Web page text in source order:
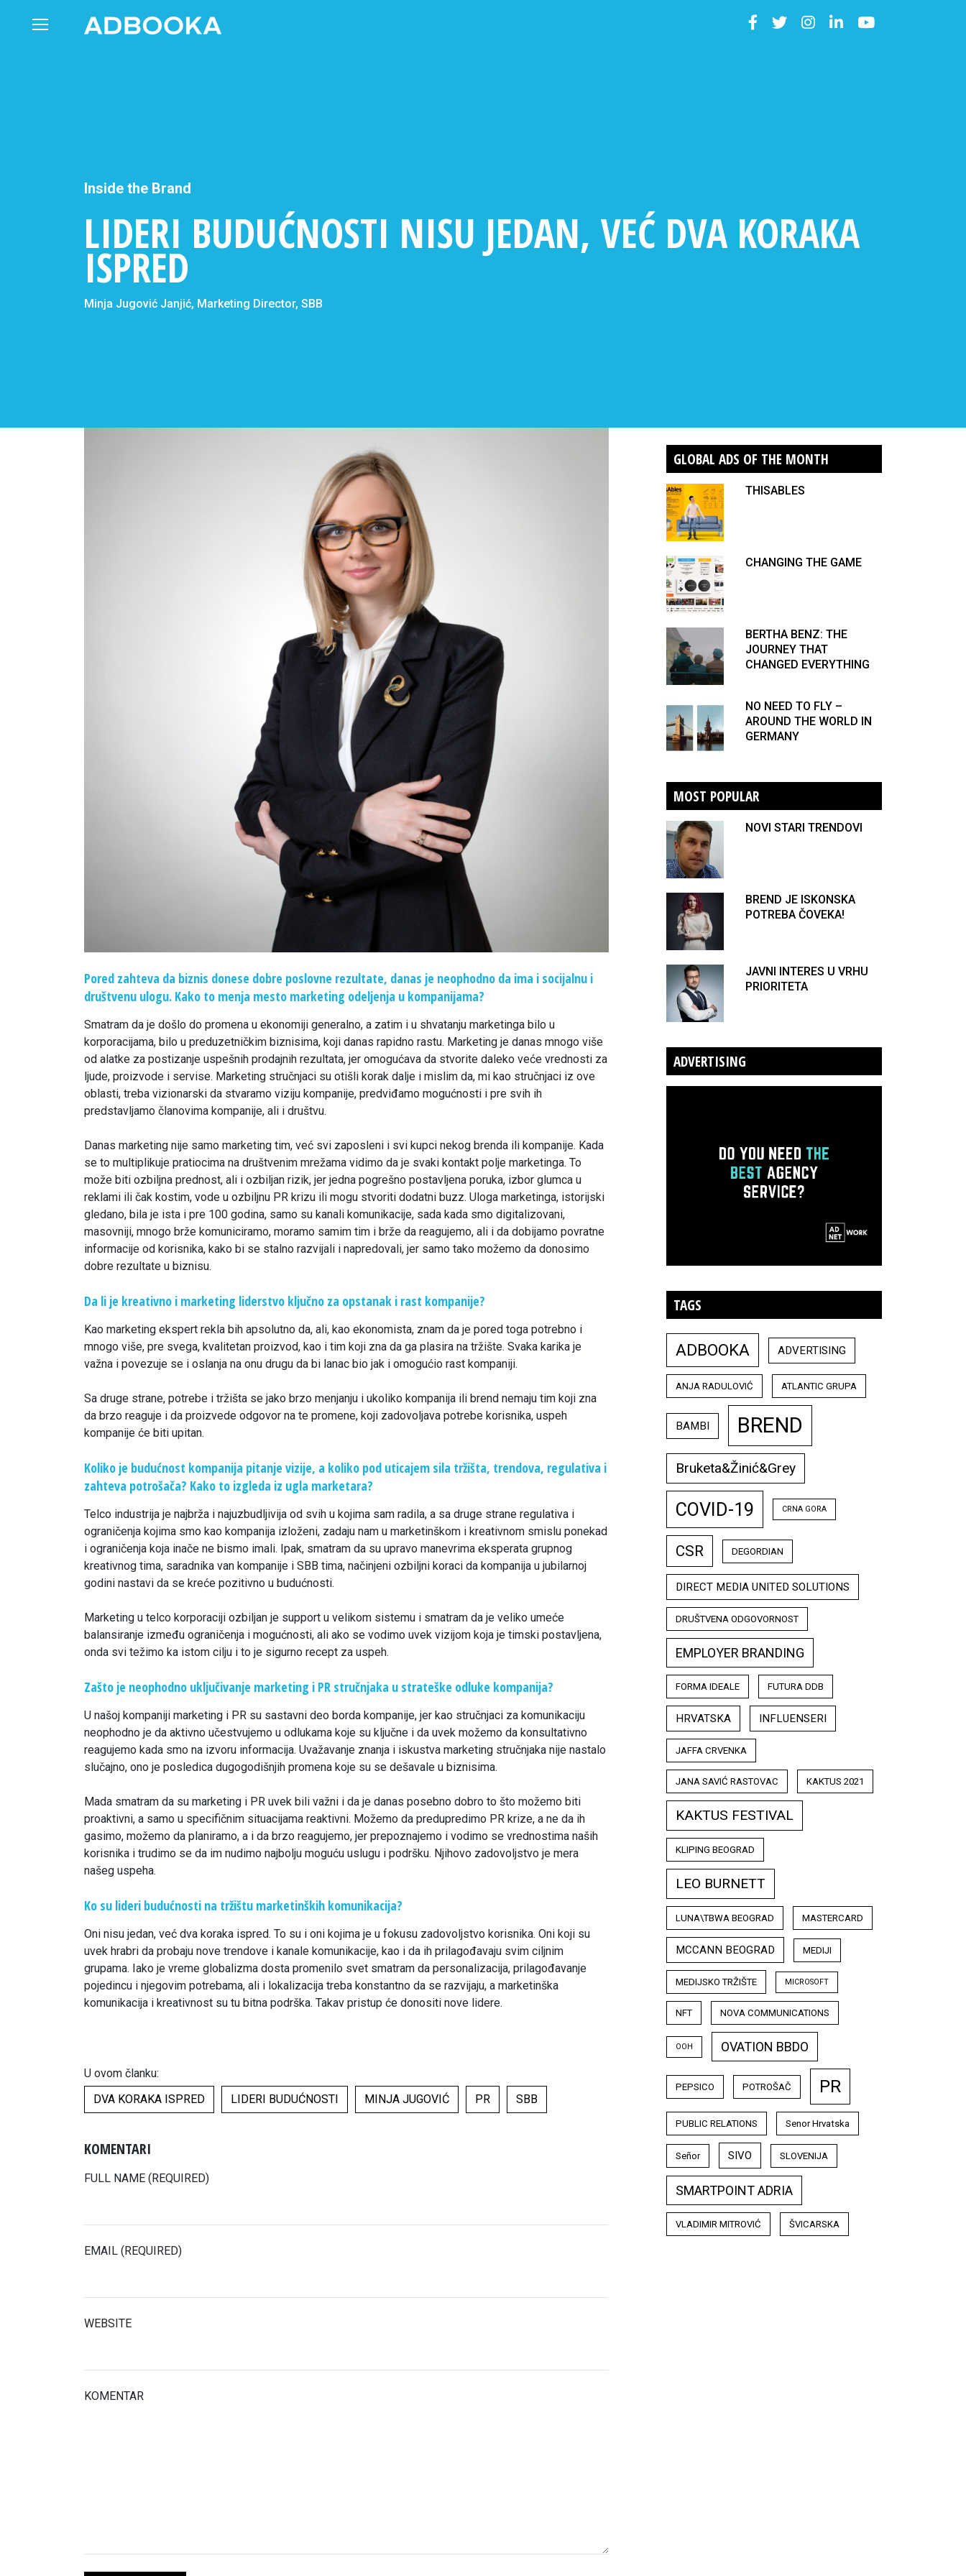
Inside the Brand
LIDERI BUDUĆNOSTI NISU JEDAN, VEĆ DVA KORAKA
ISPRED
Minja Jugović Janjić, Marketing Director, SBB
Pored zahteva da biznis donese dobre poslovne rezultate, danas je neophodno da ima i socijalnu i
društvenu ulogu. Kako to menja mesto marketing odeljenja u kompanijama?
Smatram da je došlo do promena u ekonomiji generalno, a zatim i u shvatanju marketinga bilo u
korporacijama, bilo u preduzetničkim biznisima, koji danas rapidno rastu. Marketing je danas mnogo više
od alatke za postizanje uspešnih prodajnih rezultata, jer omogućava da stvorite daleko veće vrednosti za
ljude, proizvode i servise. Marketing stručnjaci su otišli korak dalje i mislim da, mi kao stručnjaci iz ove
oblasti, treba vizionarski da stvaramo viziju kompanije, predviđamo mogućnosti i pre svih ih
predstavljamo članovima kompanije, ali i društvu.
Danas marketing nije samo marketing tim, već svi zaposleni i svi kupci nekog brenda ili kompanije. Kada
se to multiplikuje pratiocima na društvenim mrežama vidimo da je svaki kontakt polje marketinga. To
može biti ozbiljna prednost, ali i ozbiljan rizik, jer jedna pogrešno postavljena poruka, izbor glumca u
reklami ili čak kostim, vode u ozbiljnu PR krizu ili mogu stvoriti dodatni buzz. Uloga marketinga, istorijski
gledano, bila je ista i pre 100 godina, samo su kanali komunikacije, sada kada smo digitalizovani,
masovniji, mnogo brže komuniciramo, moramo samim tim i brže da reagujemo, ali i da dobijamo povratne
informacije od korisnika, kako bi se stalno razvijali i napredovali, jer samo tako možemo da donosimo
dobre rezultate u biznisu.
Da li je kreativno i marketing liderstvo ključno za opstanak i rast kompanije?
Kao marketing ekspert rekla bih apsolutno da, ali, kao ekonomista, znam da je pored toga potrebno i
mnogo više, pre svega, kvalitetan proizvod, kao i tim koji zna da ga plasira na tržište. Svaka karika je
važna i povezuje se i oslanja na onu drugu da bi lanac bio jak i omogućio rast kompaniji.
Sa druge strane, potrebe i tržišta se jako brzo menjanju i ukoliko kompanija ili brend nemaju tim koji zna
da brzo reaguje i da proizvede odgovor na te promene, koji zadovoljava potrebe korisnika, uspeh
kompanije će biti upitan.
Koliko je budućnost kompanija pitanje vizije, a koliko pod uticajem sila tržišta, trendova, regulativa i
zahteva potrošača? Kako to izgleda iz ugla marketara?
Telco industrija je najbrža i najuzbudljivija od svih u kojima sam radila, a sa druge strane regulativa i
ograničenja kojima smo kao kompanija izloženi, zadaju nam u marketinškom i kreativnom smislu ponekad
i ograničenja koja inače ne bismo imali. Ipak, smatram da su upravo manevrima eksperata grupnog
kreativnog tima, saradnika van kompanije i SBB tima, načinjeni ozbiljni koraci da kompanija u jubilarnoj
godini nastavi da se kreće pozitivno u budućnosti.
Marketing u telco korporaciji ozbiljan je support u velikom sistemu i smatram da je veliko umeće
balansiranje između ograničenja i mogućnosti, ali ako se vodimo uvek vizijom koja je timski postavljena,
onda svi težimo ka istom cilju i to je sigurno recept za uspeh.
Zašto je neophodno uključivanje marketing i PR stručnjaka u strateške odluke kompanija?
U našoj kompaniji marketing i PR su sastavni deo borda kompanije, jer kao stručnjaci za komunikaciju
neophodno je da aktivno učestvujemo u odlukama koje su ključne i da uvek možemo da konsultativno
reagujemo kada smo na izvoru informacija. Uvažavanje znanja i iskustva marketing stručnjaka nije nastalo
slučajno, ono je posledica dugogodišnjih promena koje su se dešavale u biznisima.
Mada smatram da su marketing i PR uvek bili važni i da je danas posebno dobro to što možemo biti
proaktivni, a samo u specifičnim situacijama reaktivni. Možemo da predupredimo PR krize, a ne da ih
gasimo, možemo da planiramo, a i da brzo reagujemo, jer prepoznajemo i vodimo se vrednostima naših
korisnika i trudimo se da im nudimo najbolju moguću uslugu i podršku. Njihovo zadovoljstvo je mera
našeg uspeha.
Ko su lideri budućnosti na tržištu marketinških komunikacija?
Oni nisu jedan, već dva koraka ispred. To su i oni kojima je u fokusu zadovoljstvo korisnika. Oni koji su
uvek hrabri da probaju nove trendove i kanale komunikacije, kao i da ih prilagođavaju svim ciljnim
grupama. Iako je vreme globalizma dosta promenilo svet smatram da personalizacija, prilagođavanje
pojedincu i njegovim potrebama, ali i lokalizacija treba konstantno da se razvijaju, a marketinška
komunikacija i kreativnost su tu bitna podrška. Takav pristup će donositi nove lidere.
U ovom članku:
DVA KORAKA ISPRED
LIDERI BUDUĆNOSTI MINJA JUGOVIĆ PR SBB
KOMENTARI
FULL NAME (REQUIRED)
EMAIL (REQUIRED)
WEBSITE
KOMENTAR
GLOBAL ADS OF THE MONTH
THISABLES
CHANGING THE GAME
BERTHA BENZ: THE
JOURNEY THAT
CHANGED EVERYTHING
NO NEED TO FLY –
AROUND THE WORLD IN
GERMANY
MOST POPULAR
NOVI STARI TRENDOVI
BREND JE ISKONSKA
POTREBA ČOVEKA!
JAVNI INTERES U VRHU
PRIORITETA
ADVERTISING
TAGS
ADBOOKA ADVERTISING
ANJA RADULOVIĆ ATLANTIC GRUPA
BAMBI BREND
Bruketa&Žinić&Grey
COVID-19 CRNA GORA
CSR DEGORDIAN
DIRECT MEDIA UNITED SOLUTIONS
DRUŠTVENA ODGOVORNOST
EMPLOYER BRANDING
FORMA IDEALE FUTURA DDB
HRVATSKA INFLUENSERI
JAFFA CRVENKA
JANA SAVIĆ RASTOVAC KAKTUS 2021
KAKTUS FESTIVAL
KLIPING BEOGRAD
LEO BURNETT
LUNA\TBWA BEOGRAD MASTERCARD
MCCANN BEOGRAD MEDIJI
MEDIJSKO TRŽIŠTE MICROSOFT
NFT NOVA COMMUNICATIONS
OOH OVATION BBDO
PEPSICO POTROŠAČ PR
PUBLIC RELATIONS Senor Hrvatska
Señor SIVO SLOVENIJA
SMARTPOINT ADRIA
VLADIMIR MITROVIĆ ŠVICARSKA